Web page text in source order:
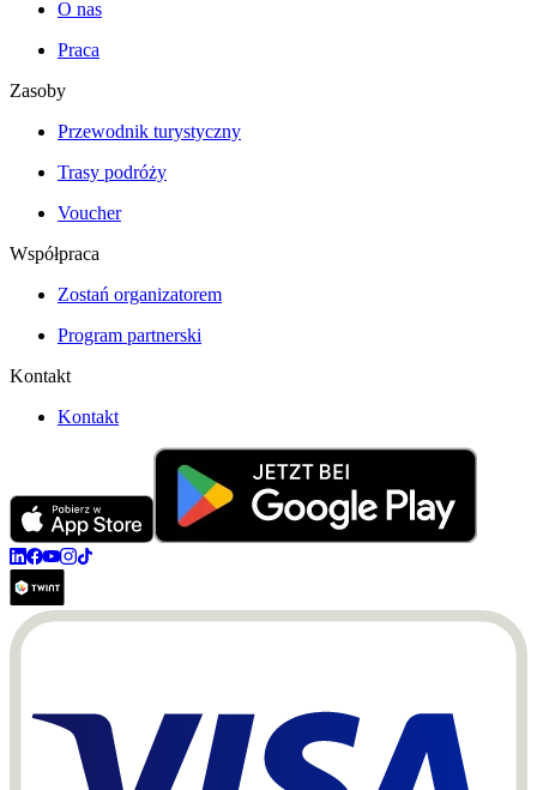
O nas
Praca
Zasoby
Przewodnik turystyczny
Trasy podróży
Voucher
Współpraca
Zostań organizatorem
Program partnerski
Kontakt
Kontakt